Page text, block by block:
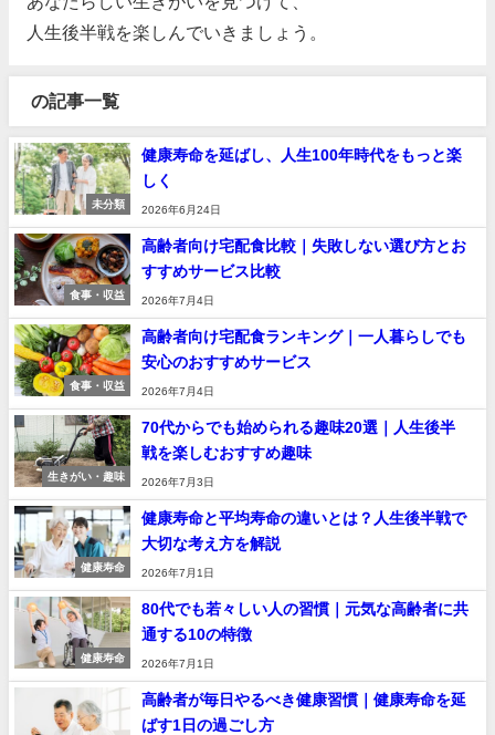
人生後半戦を楽しんでいきましょう。
の記事一覧
未分類
健康寿命を延ばし、人生100年時代をもっと楽
しく
2026年6月24日
食事・収益
高齢者向け宅配食比較｜失敗しない選び方とお
すすめサービス比較
2026年7月4日
食事・収益
高齢者向け宅配食ランキング｜一人暮らしでも
安心のおすすめサービス
2026年7月4日
生きがい・趣味
70代からでも始められる趣味20選｜人生後半
戦を楽しむおすすめ趣味
2026年7月3日
健康寿命
健康寿命と平均寿命の違いとは？人生後半戦で
大切な考え方を解説
2026年7月1日
健康寿命
80代でも若々しい人の習慣｜元気な高齢者に共
通する10の特徴
2026年7月1日
高齢者が毎日やるべき健康習慣｜健康寿命を延
ばす1日の過ごし方